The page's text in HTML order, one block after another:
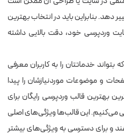
دهد. بنابراین باید در انتخاب بهترین
وردپرسی خود، دقت بالایی داشته
خدماتتان را به کاربران معرفی
و موضوعات موردنیازشان را پیدا
بهترین قالب وردپرسی رایگان برای
می‌کنیم. این قالب‌ها ویژگی‌های اصلی
و برای دسترسی به ویژگی‌های بیشتر